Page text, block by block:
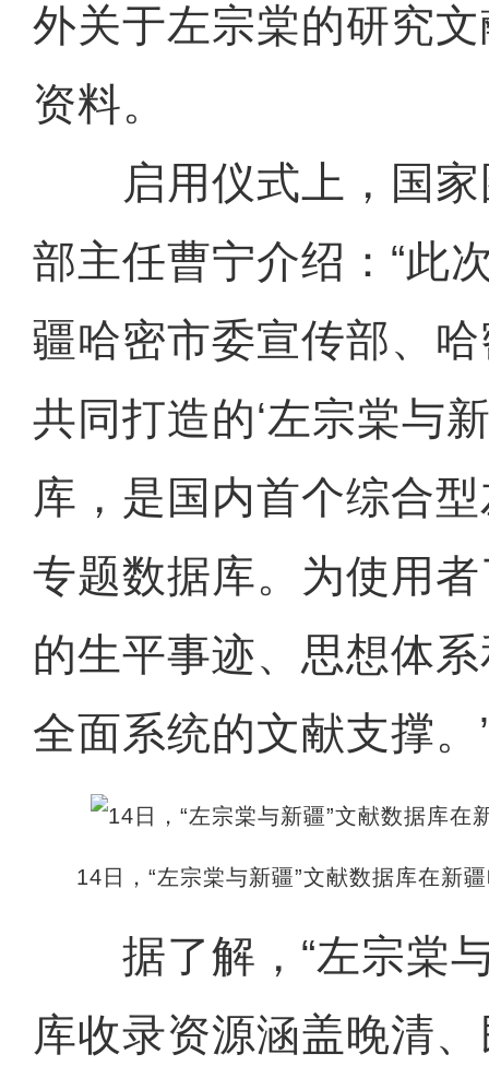
外关于左宗棠的研究
资料。
启用仪式上，国家
部主任曹宁介绍：“此
疆哈密市委宣传部、
共同打造的‘左宗棠与
库，是国内首个综合
专题数据库。为使用
的生平事迹、思想体
全面系统的文献支撑。
14日，“左宗棠与新疆”文献数据库在新
据了解，“左宗棠与
库收录资源涵盖晚清